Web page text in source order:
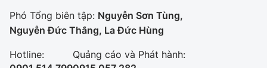
Phó Tổng biên tập: Nguyễn Sơn Tùng,
Nguyễn Đức Thắng, La Đức Hùng
Hotline:
Quảng cáo và Phát hành: